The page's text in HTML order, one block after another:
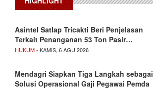
Asintel Satlap Tricakti Beri Penjelasan
Terkait Penanganan 53 Ton Pasir…
HUKUM- KAMIS, 6 AGU 2026
Mendagri Siapkan Tiga Langkah sebagai
Solusi Operasional Gaji Pegawai Pemda